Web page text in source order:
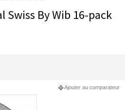
Swiss By Wib 16-pack
Ajouter au comparateur